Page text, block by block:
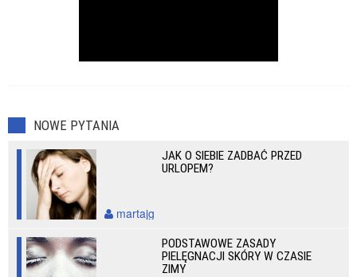
NOWE PYTANIA
JAK O SIEBIE ZADBAĆ PRZED
URLOPEM?
martajg
PODSTAWOWE ZASADY
PIELĘGNACJI SKÓRY W CZASIE
ZIMY